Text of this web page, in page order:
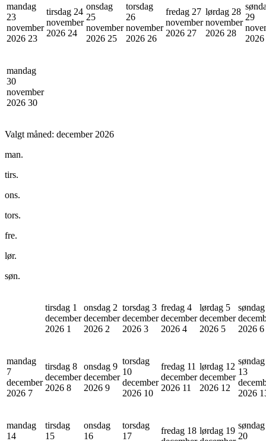
mandag
23
november
2026 23
tirsdag 24
november
2026 24
onsdag
25
november
2026 25
torsdag
26
november
2026 26
fredag 27
november
2026 27
lørdag 28
november
2026 28
29
2026
mandag
30
november
2026 30
Valgt måned: december 2026
man.
tirs.
ons.
tors.
fre.
lør.
søn.
tirsdag 1
december
2026 1
onsdag 2
december
2026 2
torsdag 3
december
2026 3
fredag 4
december
2026 4
lørdag 5
december
2026 5
2026 6
mandag
7
december
2026 7
tirsdag 8
december
2026 8
onsdag 9
december
2026 9
torsdag
10
december
2026 10
fredag 11
december
2026 11
lørdag 12
december
2026 12
søndag
13
2026
mandag
14
tirsdag
15
onsdag
16
torsdag
17
fredag 18 lørdag 19
søndag
20